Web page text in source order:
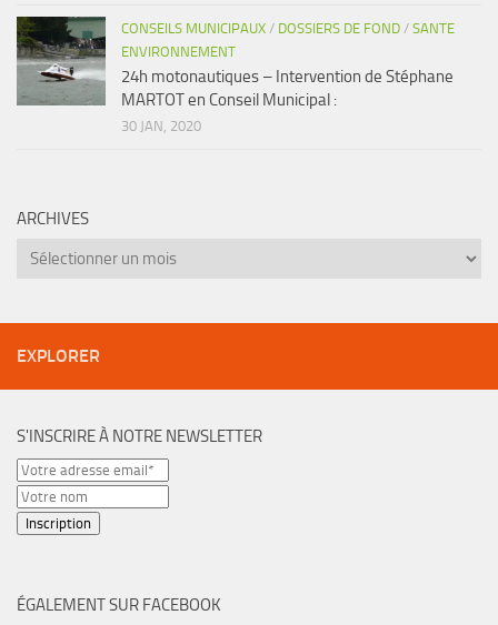
CONSEILS MUNICIPAUX / DOSSIERS DE FOND / SANTE
ENVIRONNEMENT
24h motonautiques – Intervention de Stéphane
MARTOT en Conseil Municipal :
30 JAN, 2020
ARCHIVES
Archives
EXPLORER
S'INSCRIRE À NOTRE NEWSLETTER
ÉGALEMENT SUR FACEBOOK